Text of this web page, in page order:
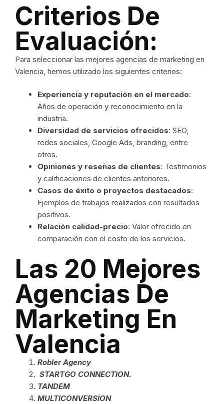
Criterios De
Evaluación:
Para seleccionar las mejores agencias de marketing en
Valencia, hemos utilizado los siguientes criterios:
Experiencia y reputación en el mercado:
Años de operación y reconocimiento en la
industria.
Diversidad de servicios ofrecidos: SEO,
redes sociales, Google Ads, branding, entre
otros.
Opiniones y reseñas de clientes: Testimonios
y calificaciones de clientes anteriores.
Casos de éxito o proyectos destacados:
Ejemplos de trabajos realizados con resultados
positivos.
Relación calidad-precio: Valor ofrecido en
comparación con el costo de los servicios.
Las 20 Mejores
Agencias De
Marketing En
Valencia
Robler Agency
STARTGO CONNECTION.
TANDEM
MULTICONVERSION